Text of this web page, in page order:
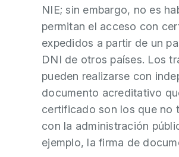
NIE; sin embargo, no es
permitan el acceso con
expedidos a partir de un
DNI de otros países. Los
pueden realizarse con
documento acreditativo
certificado son los que no
con la administración
ejemplo, la firma de